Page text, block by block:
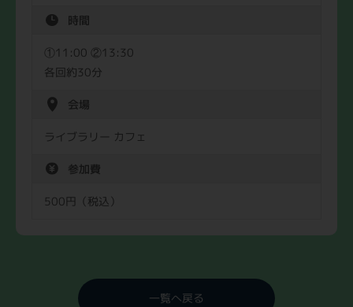
時間
①11:00 ②13:30
各回約30分
会場
ライブラリー カフェ
参加費
500円（税込）
一覧へ戻る